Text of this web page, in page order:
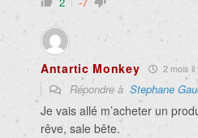
Antartic Monkey 2 mois il
Répondre à Stephane
Je vais allé m’acheter un
rêve, sale bête.